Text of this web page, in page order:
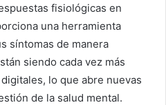
fisiológicas en
una herramienta
síntomas de manera
siendo cada vez más
lo que abre nuevas
de la salud mental.